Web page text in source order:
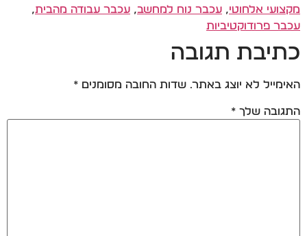
מקצועי אלחוטי, עכבר נוח למחשב, עכבר עבודה מהבית,
עכבר פרודוקטיביות
כתיבת תגובה
האימייל לא יוצג באתר. שדות החובה מסומנים *
התגובה שלך *